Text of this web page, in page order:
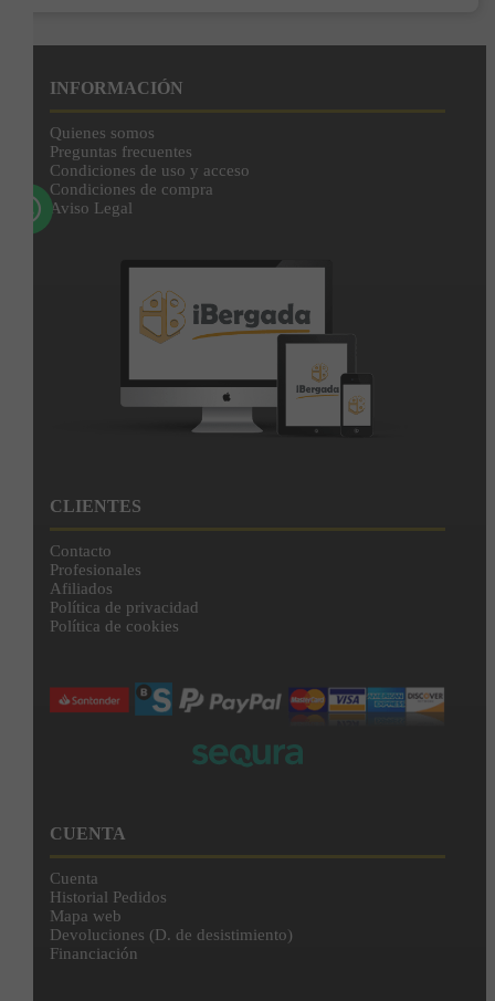
IBERGADA. Puedes cancelar tu suscripción en cualquier momento. Consulta nuestra
Política de Privacidad para más información.
INFORMACIÓN
Quienes somos
Preguntas frecuentes
Condiciones de uso y acceso
Condiciones de compra
Aviso Legal
CLIENTES
Contacto
Profesionales
Afiliados
Política de privacidad
Política de cookies
CUENTA
Cuenta
Historial Pedidos
Mapa web
Devoluciones (D. de desistimiento)
Financiación